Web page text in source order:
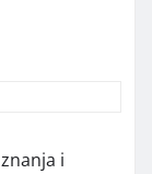
znanja i